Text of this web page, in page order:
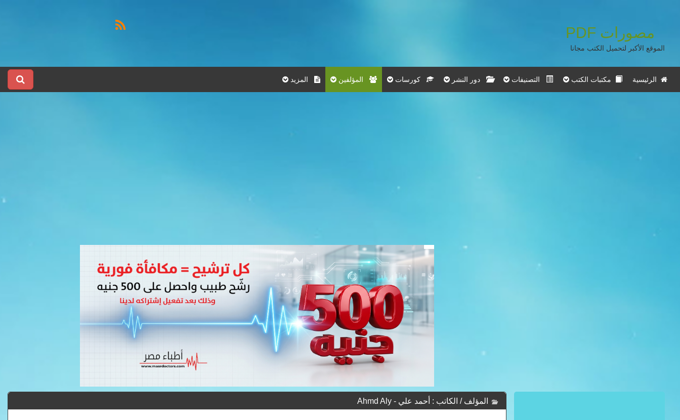
مصورات PDF
الموقع الأكبر لتحميل الكتب مجانا
الرئيسية مكتبات الكتب التصنيفات دور النشر كورسات المؤلفين المزيد
المؤلف / الكاتب : أحمد علي - Ahmd Aly